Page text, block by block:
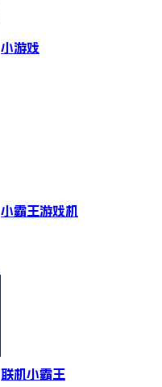
小游戏
小霸王游戏机
联机小霸王